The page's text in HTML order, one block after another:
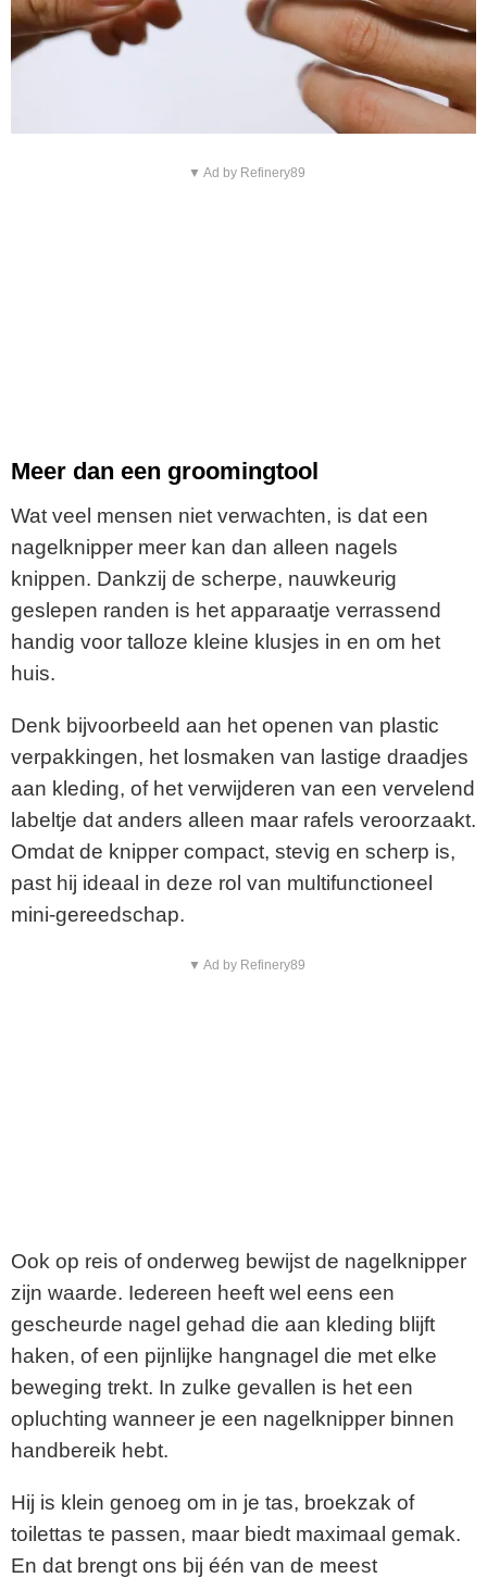
▼ Ad by Refinery89
Meer dan een groomingtool
Wat veel mensen niet verwachten, is dat een
nagelknipper meer kan dan alleen nagels
knippen. Dankzij de scherpe, nauwkeurig
geslepen randen is het apparaatje verrassend
handig voor talloze kleine klusjes in en om het
huis.
Denk bijvoorbeeld aan het openen van plastic
verpakkingen, het losmaken van lastige draadjes
aan kleding, of het verwijderen van een vervelend
labeltje dat anders alleen maar rafels veroorzaakt.
Omdat de knipper compact, stevig en scherp is,
past hij ideaal in deze rol van multifunctioneel
mini-gereedschap.
▼ Ad by Refinery89
Ook op reis of onderweg bewijst de nagelknipper
zijn waarde. Iedereen heeft wel eens een
gescheurde nagel gehad die aan kleding blijft
haken, of een pijnlijke hangnagel die met elke
beweging trekt. In zulke gevallen is het een
opluchting wanneer je een nagelknipper binnen
handbereik hebt.
Hij is klein genoeg om in je tas, broekzak of
toilettas te passen, maar biedt maximaal gemak.
En dat brengt ons bij één van de meest